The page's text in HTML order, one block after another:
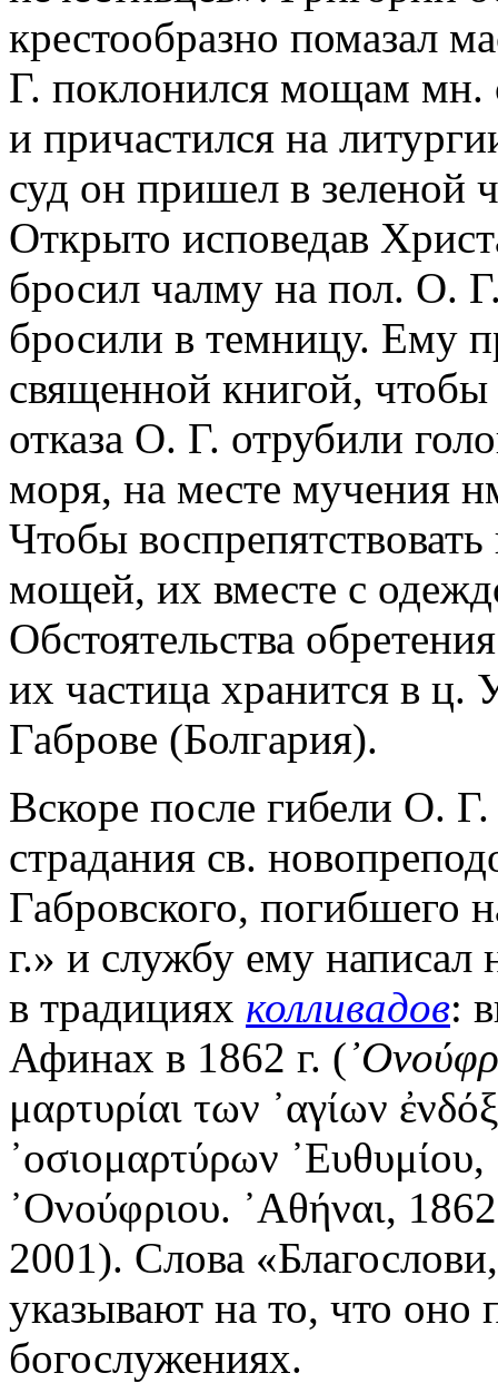
крестообразно помазал
Г. поклонился мощам мн.
и причастился на
суд он пришел в зеленой
Открыто исповедав
бросил чалму на пол. О.
бросили в темницу. Ему
священной книгой, чтобы
отказа О. Г. отрубили
моря, на месте мучения
Чтобы
мощей, их вместе с
Обстоятельства
их частица хранится в ц.
Габрове (Болгария).
Вскоре после гибели О.
страдания св.
Габровского, погибшего
г.» и службу ему
в традициях колливадов:
Афинах в 1862 г. (
μαρτυρίαι των ᾿αγίων
᾿οσιομαρτύρων ᾿Ευθυμίου,
᾿Ονούφριου. ᾿Αθήναι,
2001). Слова
указывают на то, что оно
богослужениях.